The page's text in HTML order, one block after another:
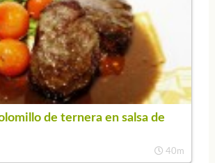
de ternera en salsa de
40m